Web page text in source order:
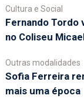
Cultura e Social
Fernando Tordo
no Coliseu
Outras modalidades
Sofia Ferreira
mais uma época